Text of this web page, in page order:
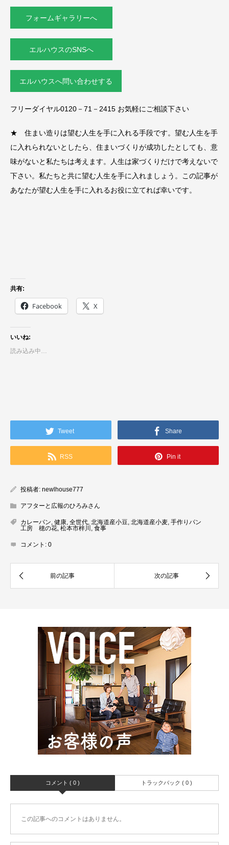
フォームギャラリーへ
エルハウスのSNSへ
エルハウスへ問い合わせする
フリーダイヤル0120－71－2415 お気軽にご相談下さい
★ 住まい造りは望む人生を手に入れる手段です。望む人生を手
に入れられないとしたら、住まいづくりが成功したとしても、意
味がないと私たちは考えます。人生は家づくりだけで考えないで
下さい。私たちと共に望む人生を手に入れましょう。この記事が
あなたが望む人生を手に入れるお役に立てれば幸いです。
共有:
Facebook X
いいね:
読み込み中…
Tweet Share
RSS Pin it
投稿者: newlhouse777
アフターと広報のひろみさん
カレーパン, 健康, 全世代, 北海道産小豆, 北海道産小麦, 手作りパン
工房 穂の花, 松本市梓川 , 食事
コメント: 0
コメント ( 0 ) トラックバック ( 0 )
この記事へのコメントはありません。